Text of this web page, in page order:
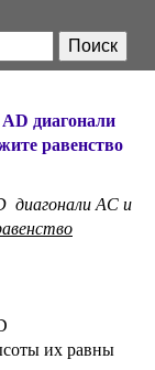
диагонали
равенство
диагонали AC и
их равны